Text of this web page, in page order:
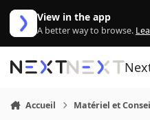
Aller au contenu
View in the app
A better way to browse.
Accueil Matériel et